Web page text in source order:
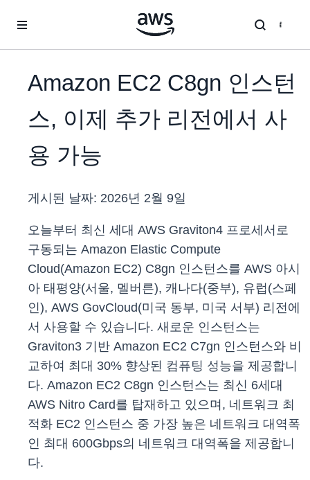
Amazon EC2 C8gn 인스턴
스, 이제 추가 리전에서 사
용 가능
게시된 날짜: 2026년 2월 9일
오늘부터 최신 세대 AWS Graviton4 프로세서로
구동되는 Amazon Elastic Compute
Cloud(Amazon EC2) C8gn 인스턴스를 AWS 아시
아 태평양(서울, 멜버른), 캐나다(중부), 유럽(스페
인), AWS GovCloud(미국 동부, 미국 서부) 리전에
서 사용할 수 있습니다. 새로운 인스턴스는
Graviton3 기반 Amazon EC2 C7gn 인스턴스와 비
교하여 최대 30% 향상된 컴퓨팅 성능을 제공합니
다. Amazon EC2 C8gn 인스턴스는 최신 6세대
AWS Nitro Card를 탑재하고 있으며, 네트워크 최
적화 EC2 인스턴스 중 가장 높은 네트워크 대역폭
인 최대 600Gbps의 네트워크 대역폭을 제공합니
다.